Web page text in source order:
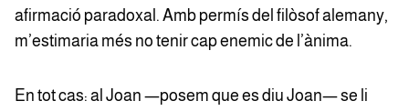
afirmació paradoxal. Amb permís del filòsof alemany,
m’estimaria més no tenir cap enemic de l’ànima.
En tot cas: al Joan —posem que es diu Joan— se li